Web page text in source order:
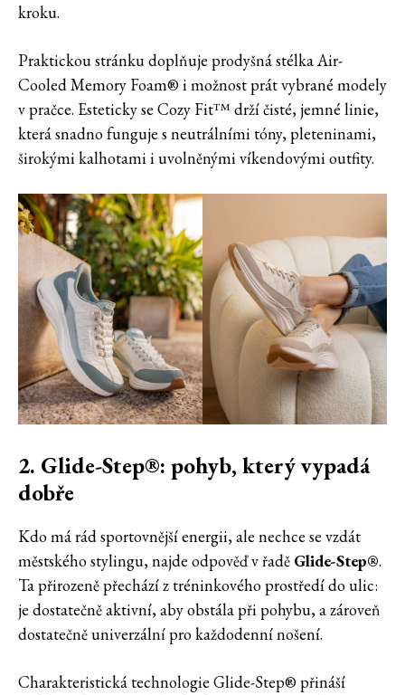
kroku.
Praktickou stránku doplňuje prodyšná stélka Air-
Cooled Memory Foam® i možnost prát vybrané modely
v pračce. Esteticky se Cozy Fit™ drží čisté, jemné linie,
která snadno funguje s neutrálními tóny, pleteninami,
širokými kalhotami i uvolněnými víkendovými outfity.
2. Glide-Step®: pohyb, který vypadá
dobře
Kdo má rád sportovnější energii, ale nechce se vzdát
městského stylingu, najde odpověď v řadě Glide-Step®.
Ta přirozeně přechází z tréninkového prostředí do ulic:
je dostatečně aktivní, aby obstála při pohybu, a zároveň
dostatečně univerzální pro každodenní nošení.
Charakteristická technologie Glide-Step® přináší